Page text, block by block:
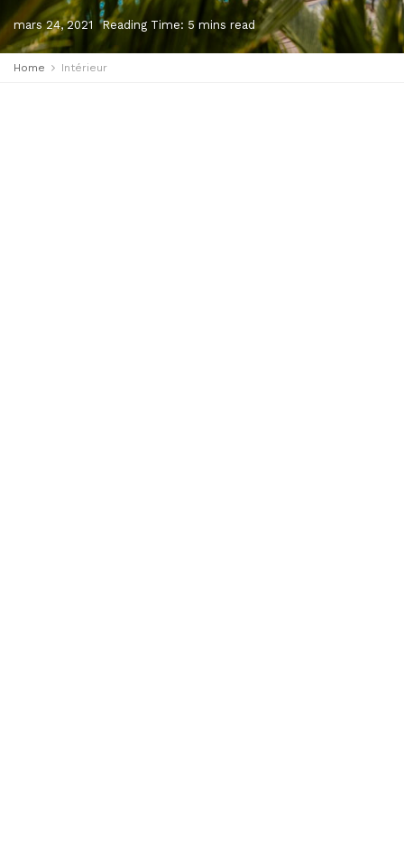
mars 24, 2021 Reading Time: 5 mins read
Home Intérieur